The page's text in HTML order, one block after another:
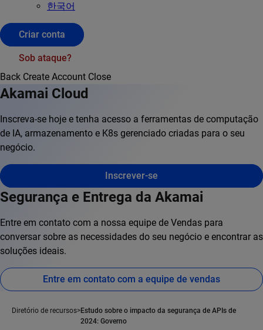
한국어
Criar conta
Sob ataque?
Back Create Account Close
Akamai Cloud
Inscreva-se hoje e tenha acesso a ferramentas de computação
de IA, armazenamento e K8s gerenciado criadas para o seu
negócio.
Inscrever-se
Segurança e Entrega da Akamai
Entre em contato com a nossa equipe de Vendas para
conversar sobre as necessidades do seu negócio e encontrar as
soluções ideais.
Entre em contato com a equipe de vendas
Diretório de recursos Estudo sobre o impacto da segurança de APIs de
2024: Governo